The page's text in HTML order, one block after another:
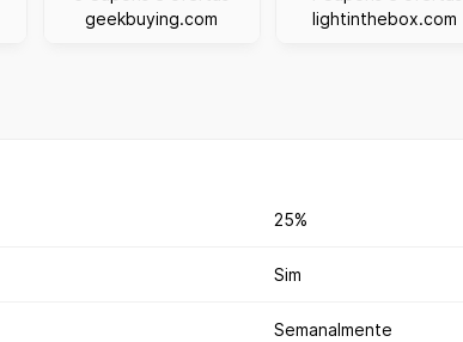
geekbuying.com
lightinthebox.com
25%
Sim
Semanalmente